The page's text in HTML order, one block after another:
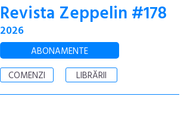
Revista Zeppelin #178
2026
ABONAMENTE
COMENZI
LIBRĂRII